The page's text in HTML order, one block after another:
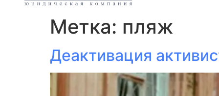
Метка: пляж
Деактивация